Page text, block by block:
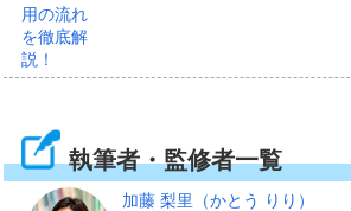
執筆者・監修者一覧
加藤 梨里 （かとう りり）